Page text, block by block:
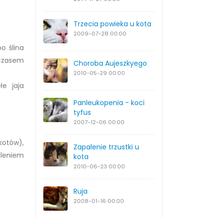
Trzecia powieka u kota
2009-07-28 00:00
Choroba Aujeszkyego
2010-05-29 00:00
Panleukopenia - koci
tyfus
2007-12-06 00:00
Zapalenie trzustki u
kota
2010-06-23 00:00
Ruja
2008-01-16 00:00
ślina
jaja